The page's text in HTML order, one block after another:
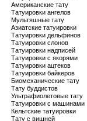
Американские тату
Татуировки ангелов
Мультяшные тату
Азиатские татуировки
Татуировки дельфинов
Татуировки слонов
Татуировки надписей
Татуировки с якорями
Татуировки ацтеков
Татуировки байкеров
Биомеханические тату
Тату буддистов
Ультрафиолетовые тату
Татуировки с машинами
Кельтские татуировки
Тату с вишней